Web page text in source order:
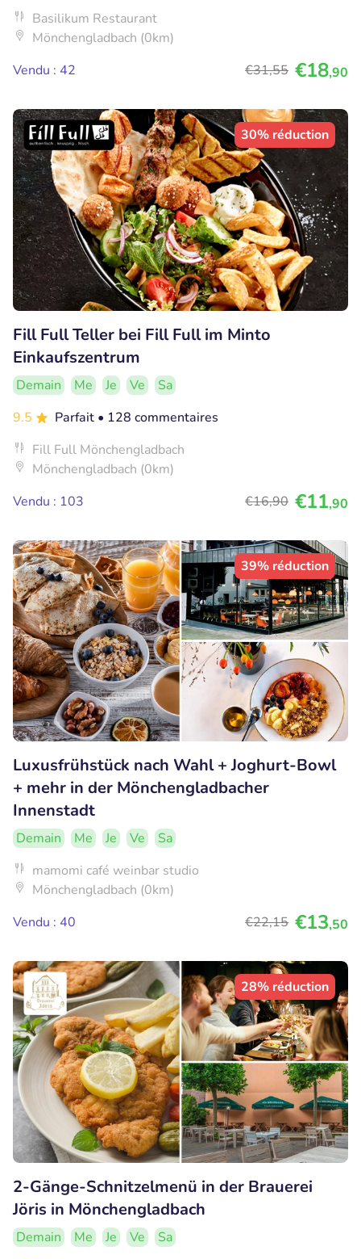
Basilikum Restaurant
Mönchengladbach (0km)
Vendu : 42
€31,55 €18,90
30% réduction
Fill Full Teller bei Fill Full im Minto
Einkaufszentrum
Demain Me Je Ve
Sa
9.5
Parfait • 128 commentaires
Fill Full Mönchengladbach
Mönchengladbach (0km)
Vendu : 103
€16,90 €11,90
39% réduction
Luxusfrühstück nach Wahl + Joghurt-Bowl
+ mehr in der Mönchengladbacher
Innenstadt
Demain Me Je Ve
Sa
mamomi café weinbar studio
Mönchengladbach (0km)
Vendu : 40
€22,15 €13,50
28% réduction
2-Gänge-Schnitzelmenü in der Brauerei
Jöris in Mönchengladbach
Demain Me Je Ve
Sa